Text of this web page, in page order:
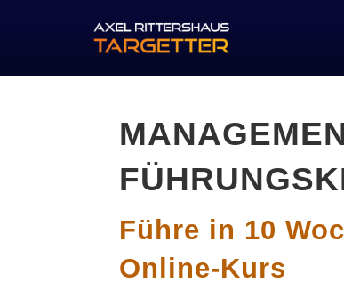
Führe in 10
Online-Kurs